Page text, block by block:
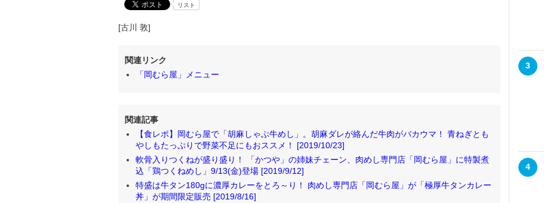
リスト
[古川 敦]
関連リンク
「岡むら屋」メニュー
関連記事
【食レポ】岡むら屋で「胡麻しゃぶ牛めし」。胡麻ダレが絡んだ牛肉がバカウマ！ 青ねぎとも
やしもたっぷりで野菜不足にもおススメ！ [2019/10/23]
軟骨入りつくねが盛り盛り！ 「かつや」の姉妹チェーン、肉めし専門店「岡むら屋」に特製煮
込「鶏つくねめし」9/13(金)登場 [2019/9/12]
特盛は牛タン180gに濃厚カレーをとろ～り！ 肉めし専門店「岡むら屋」が「極厚牛タンカレー
丼」が期間限定販売 [2019/8/16]
3
4